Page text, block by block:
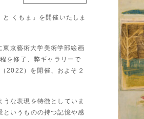
くもま」を開催いたしま
京藝術大学美術学部絵画
を修了、弊ギャラリーで
2022）を開催、およそ２
な表現を特徴としていま
というものの持つ記憶や感